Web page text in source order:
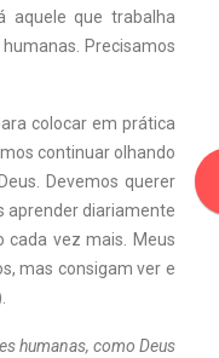
aquele que trabalha
Precisamos
colocar em prática
continuar olhando
Devemos querer
aprender diariamente
cada vez mais. Meus
mas consigam ver e
humanas, como Deus